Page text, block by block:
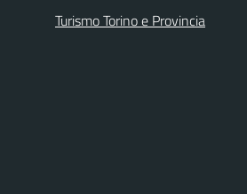
Turismo Torino e Provincia